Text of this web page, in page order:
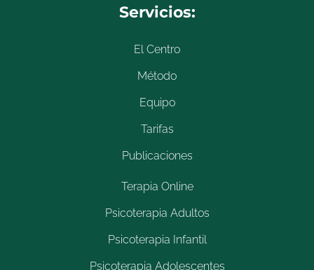
Servicios:
El Centro
Método
Equipo
Tarifas
Publicaciones
Terapia Online
Psicoterapia Adultos
Psicoterapia Infantil
Psicoterapia Adolescentes